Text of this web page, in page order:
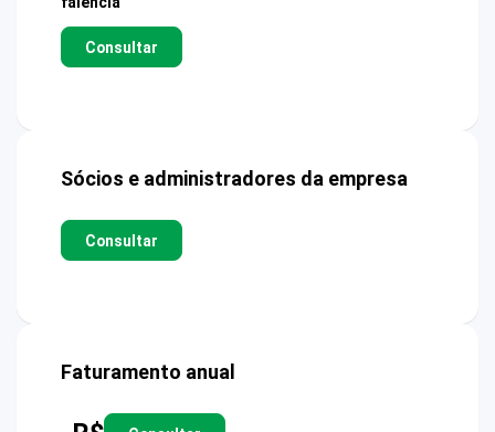
Consultar
Sócios e administradores da empresa
Consultar
Faturamento anual